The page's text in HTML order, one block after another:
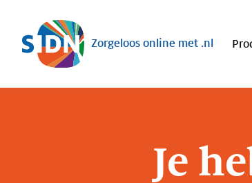
Sla navigatie over
Zorgeloos online met .nl
Je